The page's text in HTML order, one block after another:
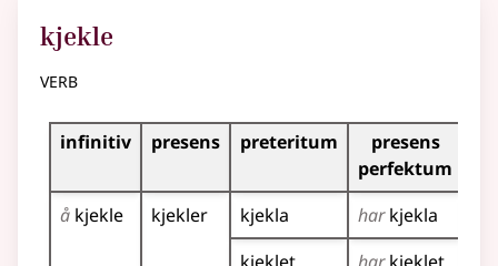
kjekle
verb
Bøyingstabell for dette verbet
infinitiv presens preteritum
presens
perfektum
å kjekle kjekler kjekla harkjekla